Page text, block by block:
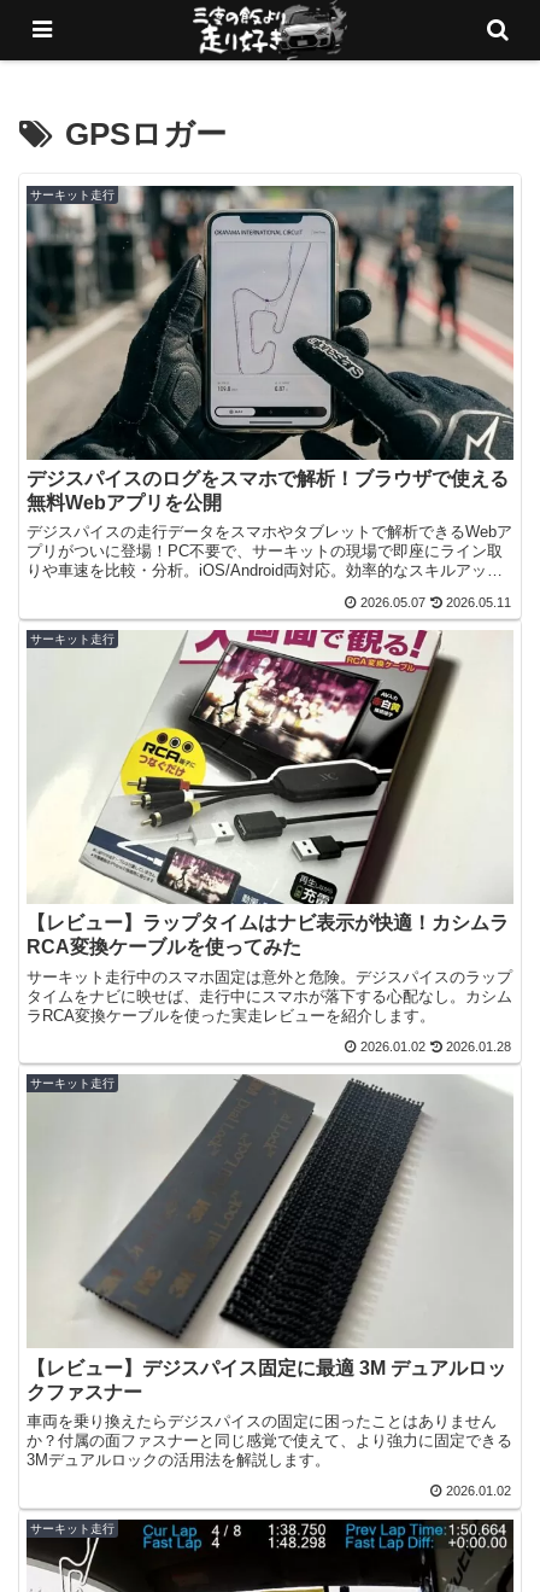
愛車でサーキットを走りまくるブログ
GPSロガー
サーキット走行
デジスパイスのログをスマホで解析！ブラウザで使える
無料Webアプリを公開
デジスパイスの走行データをスマホやタブレットで解析できるWebア
プリがついに登場！PC不要で、サーキットの現場で即座にライン取
りや車速を比較・分析。iOS/Android両対応。効率的なスキルアップ
2026.05.07 2026.05.11
サーキット走行
【レビュー】ラップタイムはナビ表示が快適！カシムラ
RCA変換ケーブルを使ってみた
サーキット走行中のスマホ固定は意外と危険。デジスパイスのラップ
タイムをナビに映せば、走行中にスマホが落下する心配なし。カシム
ラRCA変換ケーブルを使った実走レビューを紹介します。
2026.01.02 2026.01.28
サーキット走行
【レビュー】デジスパイス固定に最適 3M デュアルロッ
クファスナー
車両を乗り換えたらデジスパイスの固定に困ったことはありません
か？付属の面ファスナーと同じ感覚で使えて、より強力に固定できる
3Mデュアルロックの活用法を解説します。
2026.01.02
サーキット走行